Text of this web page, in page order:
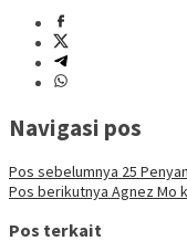
Navigasi pos
Pos sebelumnya 25
Pos berikutnya Agnez Mo
Pos terkait